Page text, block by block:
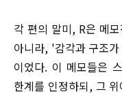
각 편의 말미, R은 메
아니라, '감각과 구조
이었다. 이 메모들은
한계를 인정하되, 그